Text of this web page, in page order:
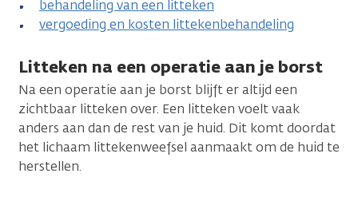
behandeling van een litteken
vergoeding en kosten littekenbehandeling
Litteken na een operatie aan je borst
Na een operatie aan je borst blijft er altijd een
zichtbaar litteken over. Een litteken voelt vaak
anders aan dan de rest van je huid. Dit komt doordat
het lichaam littekenweefsel aanmaakt om de huid te
herstellen.